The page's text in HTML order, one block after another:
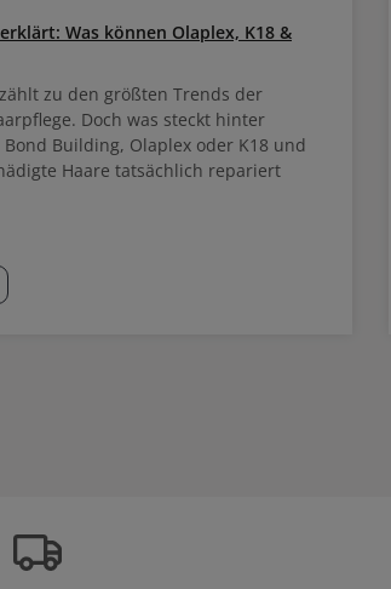
Was können Olaplex, K18 &
zu den größten Trends der
Doch was steckt hinter
Building, Olaplex oder K18 und
Haare tatsächlich repariert